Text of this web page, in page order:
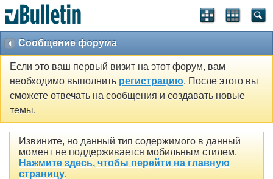
Сообщение форума
Если это ваш первый визит на этот форум, вам
необходимо выполнить регистрацию. После этого вы
сможете отвечать на сообщения и создавать новые
темы.
Извините, но данный тип содержимого в данный
момент не поддерживается мобильным стилем.
Нажмите здесь, чтобы перейти на главную
страницу.